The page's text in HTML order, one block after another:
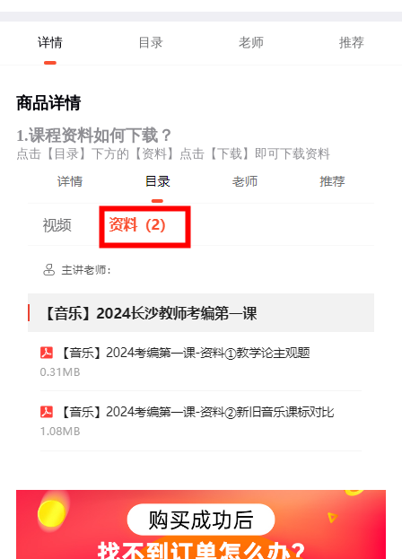
详情 目录 老师 推荐
商品详情
1.课程资料如何下载？
点击【目录】下方的【资料】点击【下载】即可下载资料